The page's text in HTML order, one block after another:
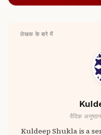
लेखक के बारे में
वैदिक
Kuldeep Shukla is a